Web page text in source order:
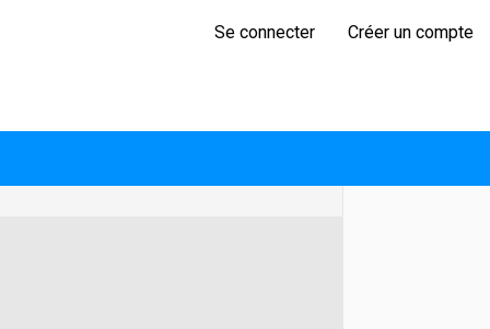
Se connecter Créer un compte